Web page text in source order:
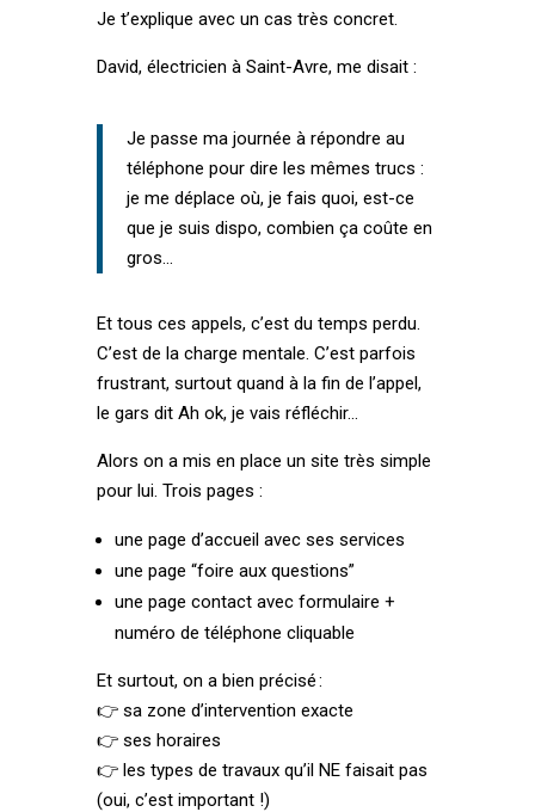
Je t’explique avec un cas très concret.
David, électricien à Saint-Avre, me disait :
Je passe ma journée à répondre au
téléphone pour dire les mêmes trucs :
je me déplace où, je fais quoi, est-ce
que je suis dispo, combien ça coûte en
gros…
Et tous ces appels, c’est du temps perdu.
C’est de la charge mentale. C’est parfois
frustrant, surtout quand à la fin de l’appel,
le gars dit Ah ok, je vais réfléchir…
Alors on a mis en place un site très simple
pour lui. Trois pages :
une page d’accueil avec ses services
une page “foire aux questions”
une page contact avec formulaire +
numéro de téléphone cliquable
Et surtout, on a bien précisé :
👉 sa zone d’intervention exacte
👉 ses horaires
👉 les types de travaux qu’il NE faisait pas
(oui, c’est important !)